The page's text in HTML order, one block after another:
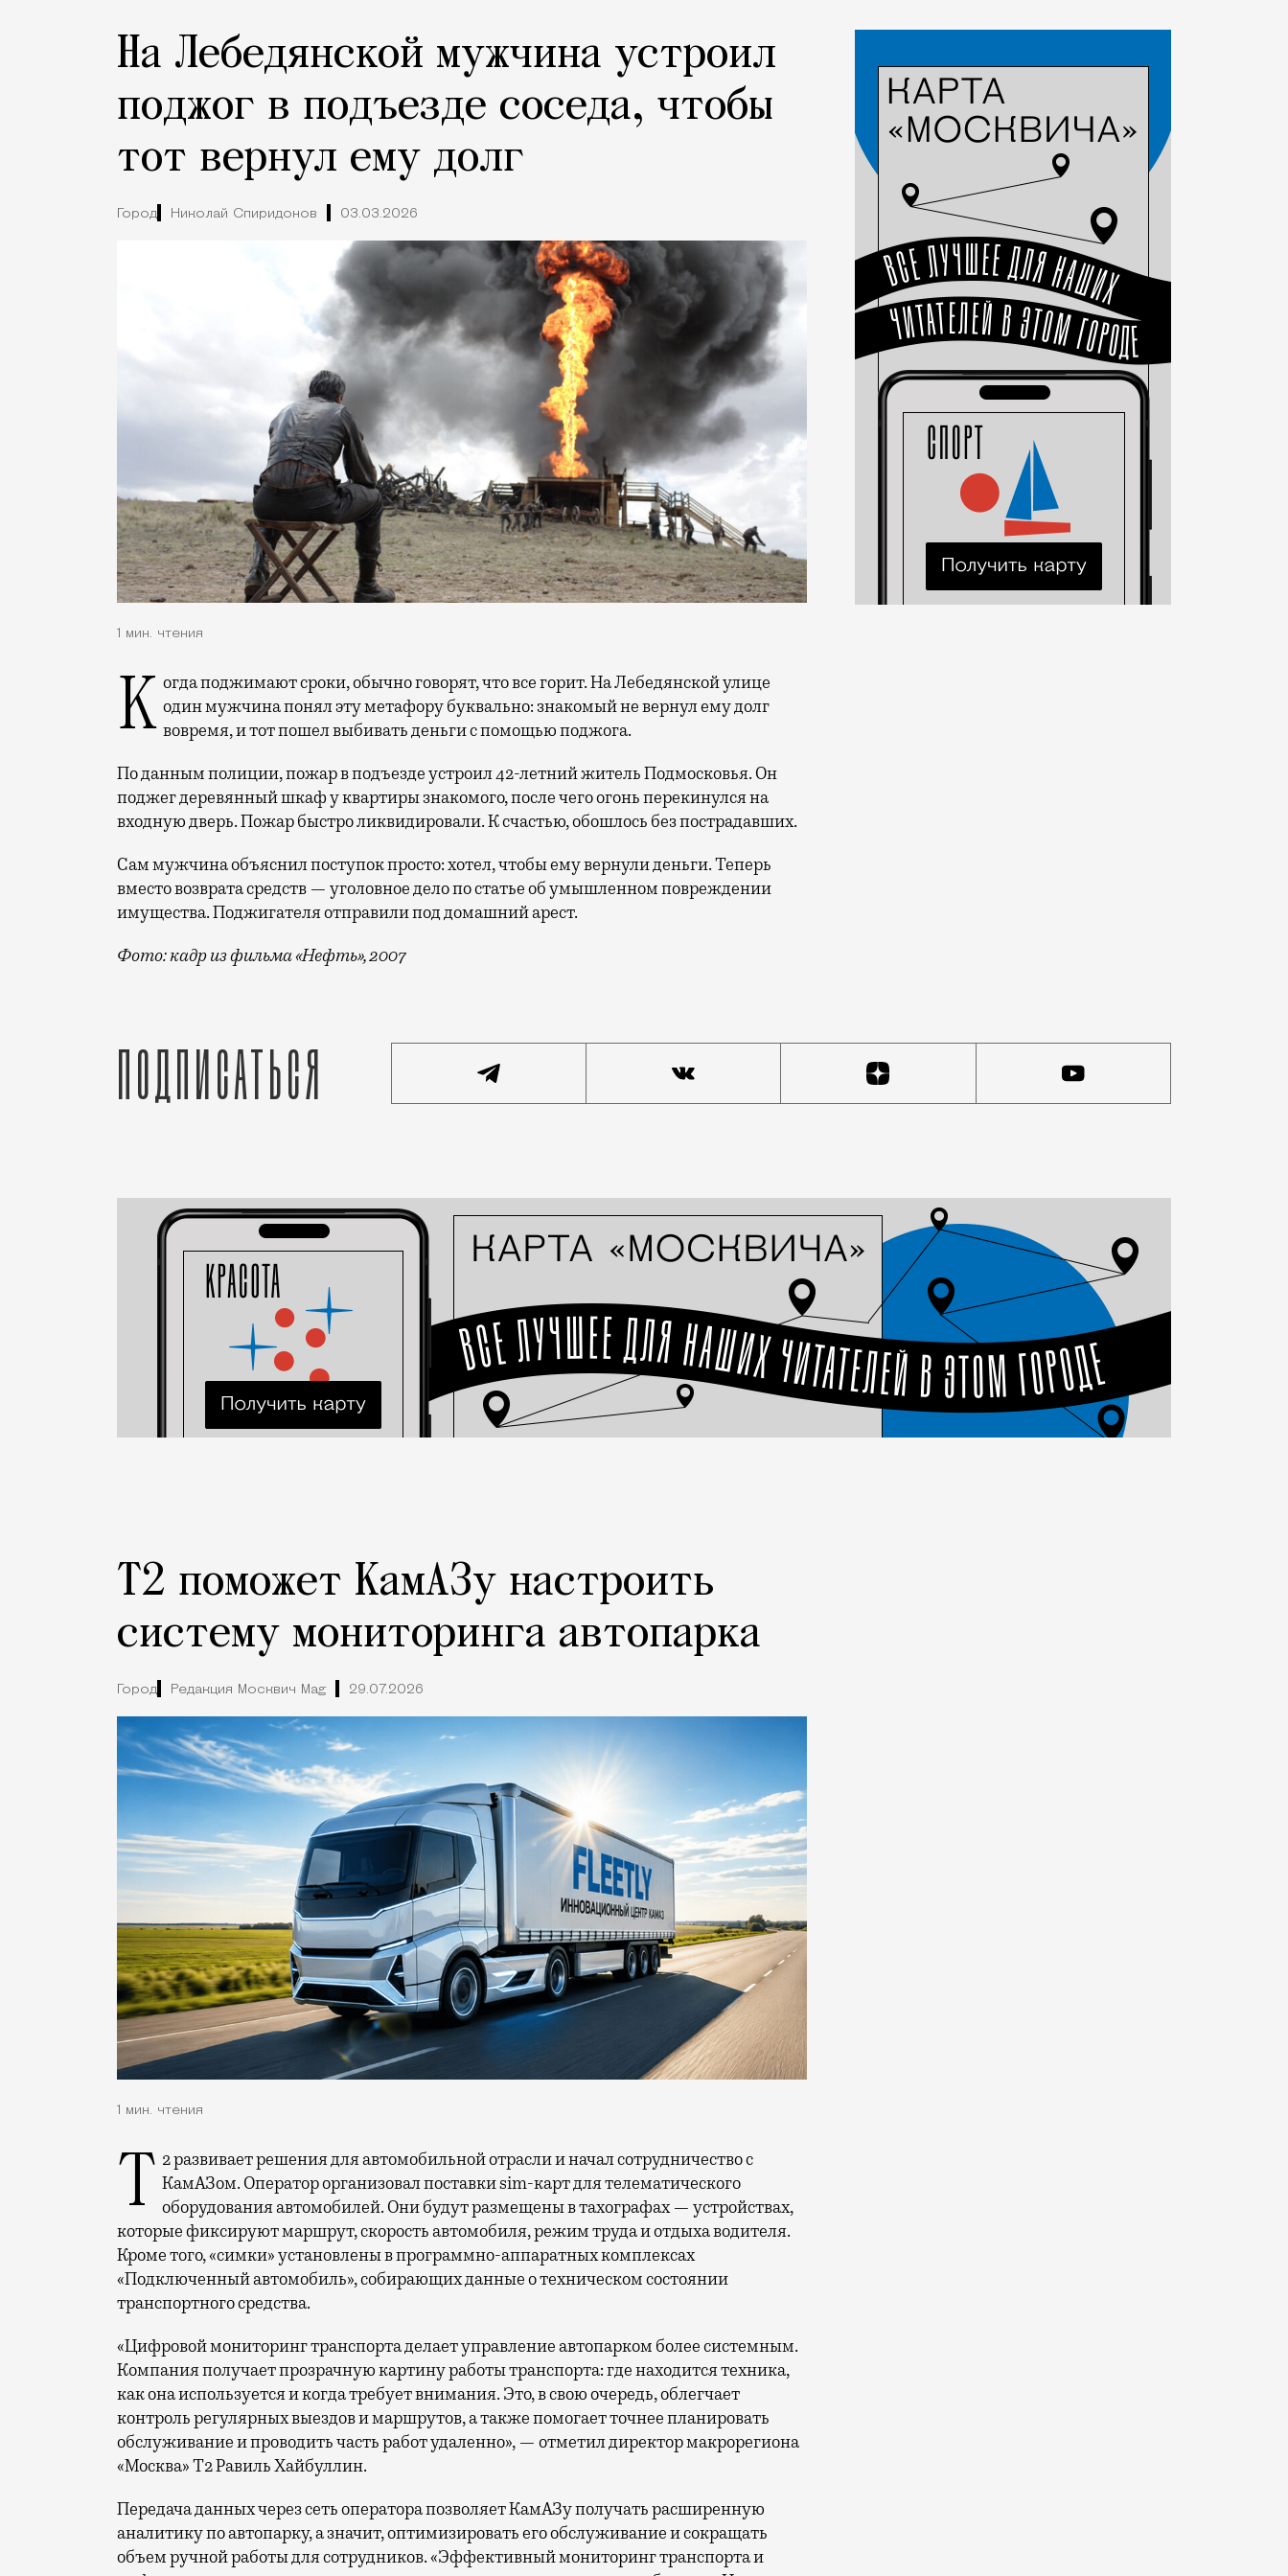
На Лебедянской мужчина устроил
поджог в подъезде соседа, чтобы
тот вернул ему долг
Город Николай Спиридонов 03.03.2026
1 мин. чтения
Когда поджимают сроки, обычно говорят, что все горит. На Лебедянской улице один мужчина понял эту метафору буквально: знакомый не вернул ему долг
вовремя, и тот пошел выбивать деньги с помощью поджога.
По данным полиции, пожар в подъезде устроил 42-летний житель Подмосковья. Он
поджег деревянный шкаф у квартиры знакомого, после чего огонь перекинулся на
входную дверь. Пожар быстро ликвидировали. К счастью, обошлось без пострадавших.
Сам мужчина объяснил поступок просто: хотел, чтобы ему вернули деньги. Теперь
вместо возврата средств — уголовное дело по статье об умышленном повреждении
имущества. Поджигателя отправили под домашний арест.
Фото: кадр из фильма «Нефть», 2007
Подписаться
Т2 поможет КамАЗу настроить
систему мониторинга автопарка
Город Редакция Москвич Mag 29.07.2026
1 мин. чтения
Т2 развивает решения для автомобильной отрасли и начал сотрудничество с КамАЗом. Оператор организовал поставки sim-карт для телематического
оборудования автомобилей. Они будут размещены в тахографах — устройствах,
которые фиксируют маршрут, скорость автомобиля, режим труда и отдыха водителя.
Кроме того, «симки» установлены в программно-аппаратных комплексах
«Подключенный автомобиль», собирающих данные о техническом состоянии
транспортного средства.
«Цифровой мониторинг транспорта делает управление автопарком более системным.
Компания получает прозрачную картину работы транспорта: где находится техника,
как она используется и когда требует внимания. Это, в свою очередь, облегчает
контроль регулярных выездов и маршрутов, а также помогает точнее планировать
обслуживание и проводить часть работ удаленно», — отметил директор макрорегиона
«Москва» Т2 Равиль Хайбуллин.
Передача данных через сеть оператора позволяет КамАЗу получать расширенную
аналитику по автопарку, а значит, оптимизировать его обслуживание и сокращать
объем ручной работы для сотрудников. «Эффективный мониторинг транспорта и